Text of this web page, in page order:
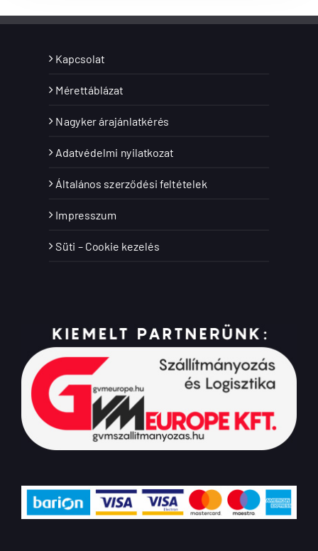
Kapcsolat
Mérettáblázat
Nagyker árajánlatkérés
Adatvédelmi nyilatkozat
Általános szerződési feltételek
Impresszum
Süti – Cookie kezelés